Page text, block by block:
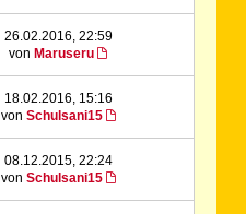
26.02.2016, 22:59
von Maruseru
18.02.2016, 15:16
von Schulsani15
08.12.2015, 22:24
von Schulsani15